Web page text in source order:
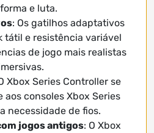
e luta.
: Os gatilhos adaptativos
tátil e resistência variável
de jogo mais realistas
Xbox Series Controller se
consoles Xbox Series
necessidade de fios.
jogos antigos: O Xbox